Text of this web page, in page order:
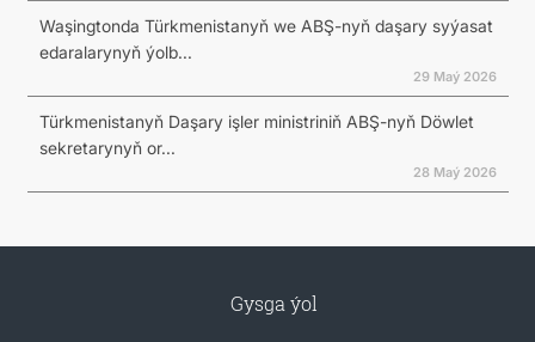
Waşingtonda Türkmenistanyň we ABŞ-nyň daşary syýasat
edaralarynyň ýolb...
29 Maý 2026
Türkmenistanyň Daşary işler ministriniň ABŞ-nyň Döwlet
sekretarynyň or...
28 Maý 2026
Gysga ýol